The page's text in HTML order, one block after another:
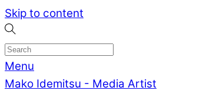
Skip to content
Menu
Mako Idemitsu - Media Artist